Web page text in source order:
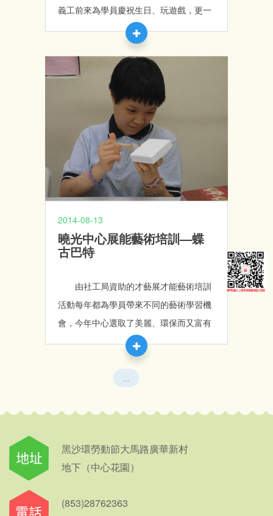
義工前來為學員慶祝生日、玩遊戲，更一
同燒雞翼添。雖然當日天公不造美，下起
大雨，但仍然無減大家的興緻，將燒烤地
點轉到中心花園內，為學員及義工們都增
添了難忘而又特別的經驗。
2014-08-13
曉光中心展能藝術培訓—蝶
古巴特
由社工局資助的才藝展才能藝術培訓
活動每年都為學員帶來不同的藝術學習機
會，今年中心選取了美麗、環保而又富有
歐洲風情的蝶古巴特來學習，學員們在過
程中除了可以認識到環保的概念、訓練專
注力外，更可以自己創作一個獨一無二的
顯得好奇而有興趣，相信在不久將來他們
...
黑沙環勞動節大馬路廣華新村
地下（中心花園）
(853)28762363